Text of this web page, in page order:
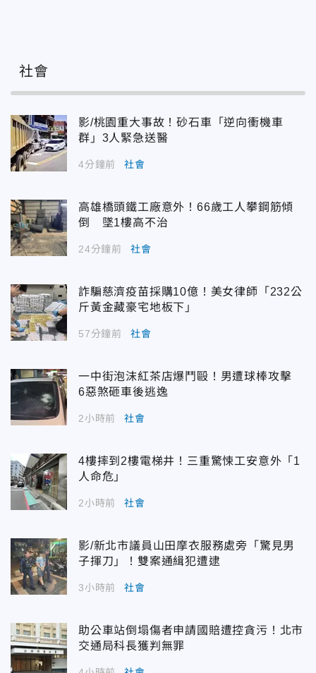
社會
影/桃園重大事故！砂石車「逆向衝機車
群」3人緊急送醫
4分鐘前 社會
高雄橋頭鐵工廠意外！66歲工人攀鋼筋傾
倒 墜1樓高不治
24分鐘前 社會
詐騙慈濟疫苗採購10億！美女律師「232公
斤黃金藏豪宅地板下」
57分鐘前 社會
一中街泡沫紅茶店爆鬥毆！男遭球棒攻擊
6惡煞砸車後逃逸
2小時前 社會
4樓摔到2樓電梯井！三重驚悚工安意外「1
人命危」
2小時前 社會
影/新北市議員山田摩衣服務處旁「驚見男
子揮刀」！雙案通緝犯遭逮
3小時前 社會
助公車站倒塌傷者申請國賠遭控貪污！北市
交通局科長獲判無罪